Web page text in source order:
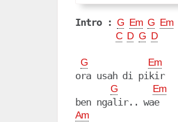
Intro : G Em G Em
C D G D
G Em
ora usah di pikir
G Em
ben ngalir.. wae
Am